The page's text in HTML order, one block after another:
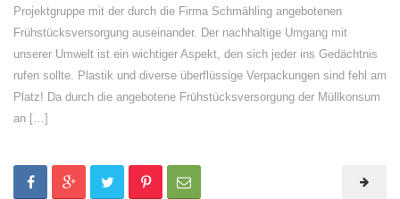
Projektgruppe mit der durch die Firma Schmähling angebotenen
Frühstücksversorgung auseinander. Der nachhaltige Umgang mit
unserer Umwelt ist ein wichtiger Aspekt, den sich jeder ins Gedächtnis
rufen sollte. Plastik und diverse überflüssige Verpackungen sind fehl am
Platz! Da durch die angebotene Frühstücksversorgung der Müllkonsum
an […]